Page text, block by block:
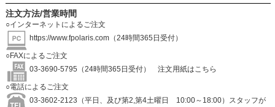
注文方法/営業時間
○インターネットによるご注文
https://www.fpolaris.com（24時間365日受付）
○FAXによるご注文
03-3690-5795（24時間365日受付）
注文用紙はこちら
○電話によるご注文
03-3602-2123（平日、及び第2,第4土曜日 10:00～18:00）スタッフが